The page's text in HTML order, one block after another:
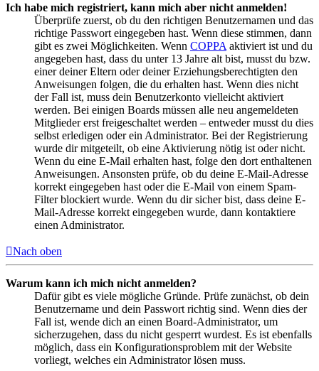
Ich habe mich registriert, kann mich aber nicht anmelden!
Überprüfe zuerst, ob du den richtigen Benutzernamen und das
richtige Passwort eingegeben hast. Wenn diese stimmen, dann
gibt es zwei Möglichkeiten. Wenn COPPA aktiviert ist und du
angegeben hast, dass du unter 13 Jahre alt bist, musst du bzw.
einer deiner Eltern oder deiner Erziehungsberechtigten den
Anweisungen folgen, die du erhalten hast. Wenn dies nicht
der Fall ist, muss dein Benutzerkonto vielleicht aktiviert
werden. Bei einigen Boards müssen alle neu angemeldeten
Mitglieder erst freigeschaltet werden – entweder musst du dies
selbst erledigen oder ein Administrator. Bei der Registrierung
wurde dir mitgeteilt, ob eine Aktivierung nötig ist oder nicht.
Wenn du eine E-Mail erhalten hast, folge den dort enthaltenen
Anweisungen. Ansonsten prüfe, ob du deine E-Mail-Adresse
korrekt eingegeben hast oder die E-Mail von einem Spam-
Filter blockiert wurde. Wenn du dir sicher bist, dass deine E-
Mail-Adresse korrekt eingegeben wurde, dann kontaktiere
einen Administrator.
Nach oben
Warum kann ich mich nicht anmelden?
Dafür gibt es viele mögliche Gründe. Prüfe zunächst, ob dein
Benutzername und dein Passwort richtig sind. Wenn dies der
Fall ist, wende dich an einen Board-Administrator, um
sicherzugehen, dass du nicht gesperrt wurdest. Es ist ebenfalls
möglich, dass ein Konfigurationsproblem mit der Website
vorliegt, welches ein Administrator lösen muss.